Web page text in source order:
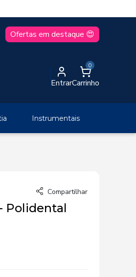
Ofertas em destaque 😍
Entrar
0
Carrinho
Instrumentais
Compartilhar
Polidental